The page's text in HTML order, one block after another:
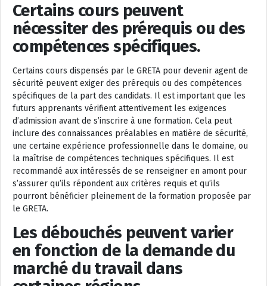
Certains cours peuvent
nécessiter des prérequis ou des
compétences spécifiques.
Certains cours dispensés par le GRETA pour devenir agent de
sécurité peuvent exiger des prérequis ou des compétences
spécifiques de la part des candidats. Il est important que les
futurs apprenants vérifient attentivement les exigences
d’admission avant de s’inscrire à une formation. Cela peut
inclure des connaissances préalables en matière de sécurité,
une certaine expérience professionnelle dans le domaine, ou
la maîtrise de compétences techniques spécifiques. Il est
recommandé aux intéressés de se renseigner en amont pour
s’assurer qu’ils répondent aux critères requis et qu’ils
pourront bénéficier pleinement de la formation proposée par
le GRETA.
Les débouchés peuvent varier
en fonction de la demande du
marché du travail dans